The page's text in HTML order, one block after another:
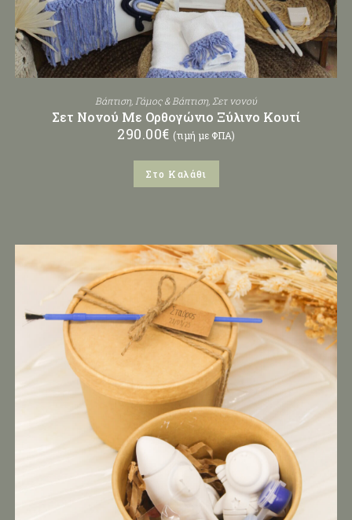
Βάπτιση,Γάμος & Βάπτιση,Σετ νονού
Σετ Νονού Με Ορθογώνιο Ξύλινο Κουτί
290.00€ (τιμή με ΦΠΑ)
Στο Καλάθι